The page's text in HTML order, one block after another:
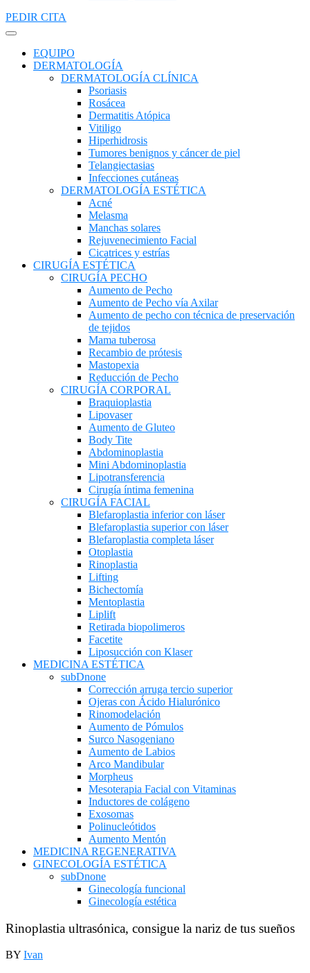
PEDIR CITA
EQUIPO
DERMATOLOGÍA
DERMATOLOGÍA CLÍNICA
Psoriasis
Rosácea
Dermatitis Atópica
Vitiligo
Hiperhidrosis
Tumores benignos y cáncer de piel
Telangiectasias
Infecciones cutáneas
DERMATOLOGÍA ESTÉTICA
Acné
Melasma
Manchas solares
Rejuvenecimiento Facial
Cicatrices y estrías
CIRUGÍA ESTÉTICA
CIRUGÍA PECHO
Aumento de Pecho
Aumento de Pecho vía Axilar
Aumento de pecho con técnica de preservación
de tejidos
Mama tuberosa
Recambio de prótesis
Mastopexia
Reducción de Pecho
CIRUGÍA CORPORAL
Braquioplastia
Lipovaser
Aumento de Gluteo
Body Tite
Abdominoplastia
Mini Abdominoplastia
Lipotransferencia
Cirugía íntima femenina
CIRUGÍA FACIAL
Blefaroplastia inferior con láser
Blefaroplastia superior con láser
Blefaroplastia completa láser
Otoplastia
Rinoplastia
Lifting
Bichectomía
Mentoplastia
Liplift
Retirada biopolimeros
Facetite
Liposucción con Klaser
MEDICINA ESTÉTICA
subDnone
Corrección arruga tercio superior
Ojeras con Ácido Hialurónico
Rinomodelación
Aumento de Pómulos
Surco Nasogeniano
Aumento de Labios
Arco Mandibular
Morpheus
Mesoterapia Facial con Vitaminas
Inductores de colágeno
Exosomas
Polinucleótidos
Aumento Mentón
MEDICINA REGENERATIVA
GINECOLOGÍA ESTÉTICA
subDnone
Ginecología funcional
Ginecología estética
Rinoplastia ultrasónica, consigue la nariz de tus sueños
BY Ivan